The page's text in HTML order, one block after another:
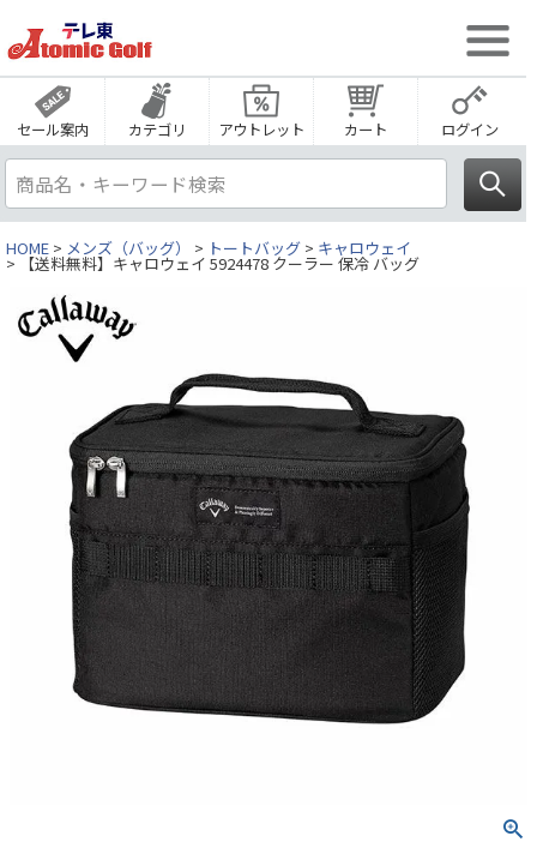
セール案内 カテゴリ アウトレット カート ログイン
HOME メンズ（バッグ） トートバッグ キャロウェイ
【送料無料】キャロウェイ 5924478 クーラー 保冷 バッグ